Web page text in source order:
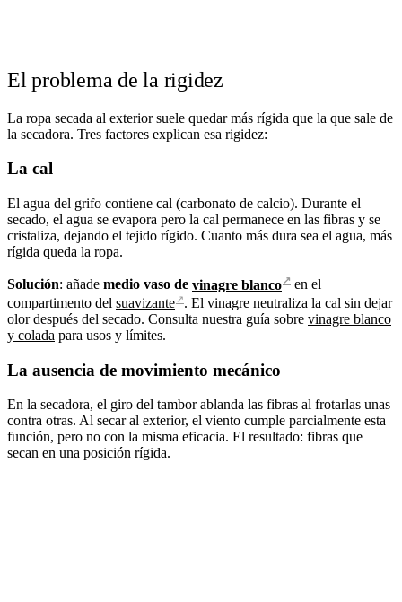
El problema de la rigidez
La ropa secada al exterior suele quedar más rígida que la que sale de
la secadora. Tres factores explican esa rigidez:
La cal
El agua del grifo contiene cal (carbonato de calcio). Durante el
secado, el agua se evapora pero la cal permanece en las fibras y se
cristaliza, dejando el tejido rígido. Cuanto más dura sea el agua, más
rígida queda la ropa.
Solución: añade medio vaso de vinagre blanco ↗ en el
compartimento del suavizante ↗. El vinagre neutraliza la cal sin dejar
olor después del secado. Consulta nuestra guía sobre vinagre blanco
y colada para usos y límites.
La ausencia de movimiento mecánico
En la secadora, el giro del tambor ablanda las fibras al frotarlas unas
contra otras. Al secar al exterior, el viento cumple parcialmente esta
función, pero no con la misma eficacia. El resultado: fibras que
secan en una posición rígida.